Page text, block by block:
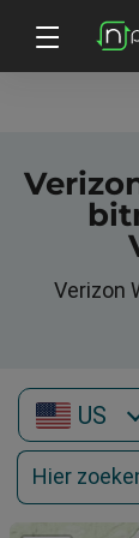
Verizon
US